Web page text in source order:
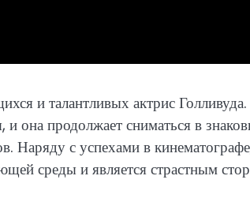
и талантливых актрис
и она продолжает сниматься в
Наряду с успехами в
среды и является страстным